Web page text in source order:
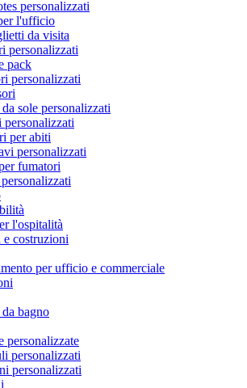
personalizzati
l'ufficio
da visita
personalizzati
pack
personalizzati
sole personalizzati
per abiti
personalizzati
fumatori
l'ospitalità
e costruzioni
per ufficio e commerciale
bagno
personalizzate
personalizzati
personalizzati